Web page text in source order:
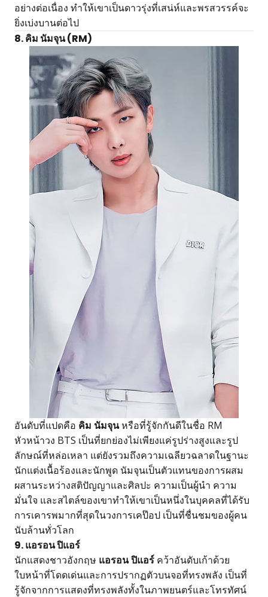
อย่างต่อเนื่อง ทำให้เขาเป็นดาวรุ่งที่เสน่ห์และพรสวรรค์จะ
ยิ่งเบ่งบานต่อไป
8. คิม นัมจุน (RM)
อันดับที่แปดคือ คิม นัมจุนหรือที่รู้จักกันดีในชื่อ RM
หัวหน้าวง BTS เป็นที่ยกย่องไม่เพียงแค่รูปร่างสูงและรูป
ลักษณ์ที่หล่อเหลา แต่ยังรวมถึงความเฉลียวฉลาดในฐานะ
นักแต่งเนื้อร้องและนักพูด นัมจุนเป็นตัวแทนของการผสม
ผสานระหว่างสติปัญญาและศิลปะ ความเป็นผู้นำ ความ
มั่นใจ และสไตล์ของเขาทำให้เขาเป็นหนึ่งในบุคคลที่ได้รับ
การเคารพมากที่สุดในวงการเคป๊อป เป็นที่ชื่นชมของผู้คน
นับล้านทั่วโลก
9. แอรอน ปิแอร์
นักแสดงชาวอังกฤษ แอรอน ปิแอร์ คว้าอันดับเก้าด้วย
ใบหน้าที่โดดเด่นและการปรากฏตัวบนจอที่ทรงพลัง เป็นที่
รู้จักจากการแสดงที่ทรงพลังทั้งในภาพยนตร์และโทรทัศน์